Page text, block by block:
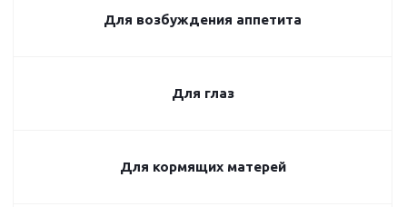
Для возбуждения аппетита
Для глаз
Для кормящих матерей